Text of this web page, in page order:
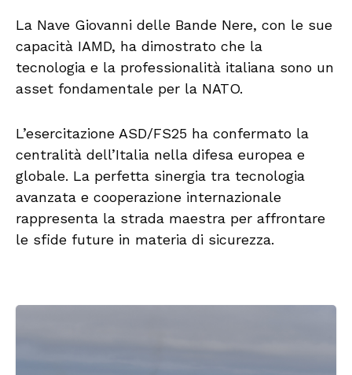
La Nave Giovanni delle Bande Nere, con le sue
capacità IAMD, ha dimostrato che la
tecnologia e la professionalità italiana sono un
asset fondamentale per la NATO.
L’esercitazione ASD/FS25 ha confermato la
centralità dell’Italia nella difesa europea e
globale. La perfetta sinergia tra tecnologia
avanzata e cooperazione internazionale
rappresenta la strada maestra per affrontare
le sfide future in materia di sicurezza.